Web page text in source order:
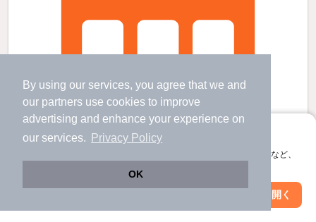
By using our services, you agree that we and
our partners use cookies to improve
advertising and enhance your experience on
our services.
Privacy Policy
OK
アプリに切り替えて、サクサクお部屋探し
会員登録なしですぐ使える。マップ検索やお気に入り保存など、
アプリを開く
絞り込み条件を変更